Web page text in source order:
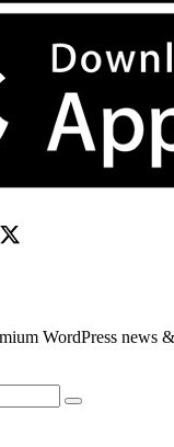
WordPress news